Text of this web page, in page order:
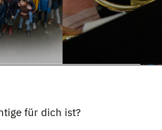
unten.
für dich ist?